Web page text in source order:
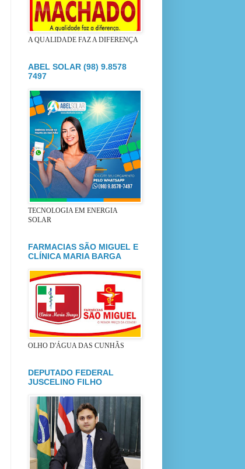
A QUALIDADE FAZ A DIFERENÇA
ABEL SOLAR (98) 9.8578
7497
TECNOLOGIA EM ENERGIA
SOLAR
FARMACIAS SÃO MIGUEL E
CLÍNICA MARIA BARGA
OLHO D'ÁGUA DAS CUNHÃS
DEPUTADO FEDERAL
JUSCELINO FILHO